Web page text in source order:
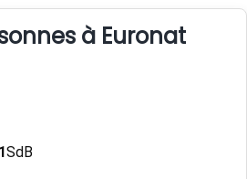
à Euronat
SdB